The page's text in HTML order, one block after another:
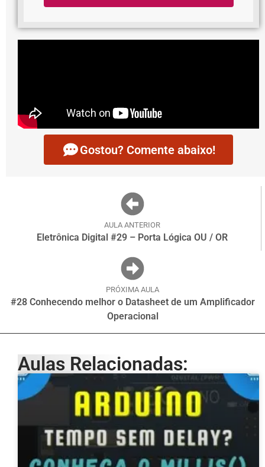
Gostou? Comente abaixo!
AULA ANTERIOR
Eletrônica Digital #29 – Porta Lógica OU / OR
PRÓXIMA AULA
#28 Conhecendo melhor o Datasheet de um Amplificador
Operacional
Aulas Relacionadas: